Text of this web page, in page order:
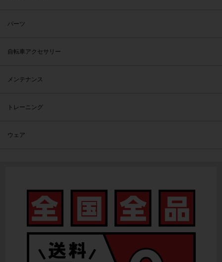
パーツ
自転車アクセサリー
メンテナンス
トレーニング
ウェア